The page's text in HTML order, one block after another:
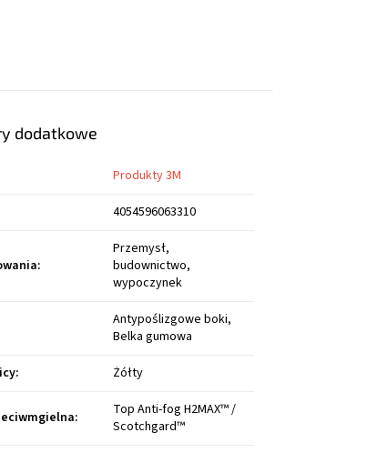
dodatkowe
Produkty 3M
4054596063310
:
Przemysł,
budownictwo,
wypoczynek
Antypoślizgowe boki,
Belka gumowa
: Żółty
:
Top Anti-fog H2MAX™ /
Scotchgard™